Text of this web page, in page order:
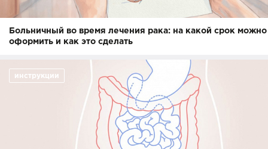
Больничный во время лечения рака: на какой срок можно
оформить и как это сделать
инструкции